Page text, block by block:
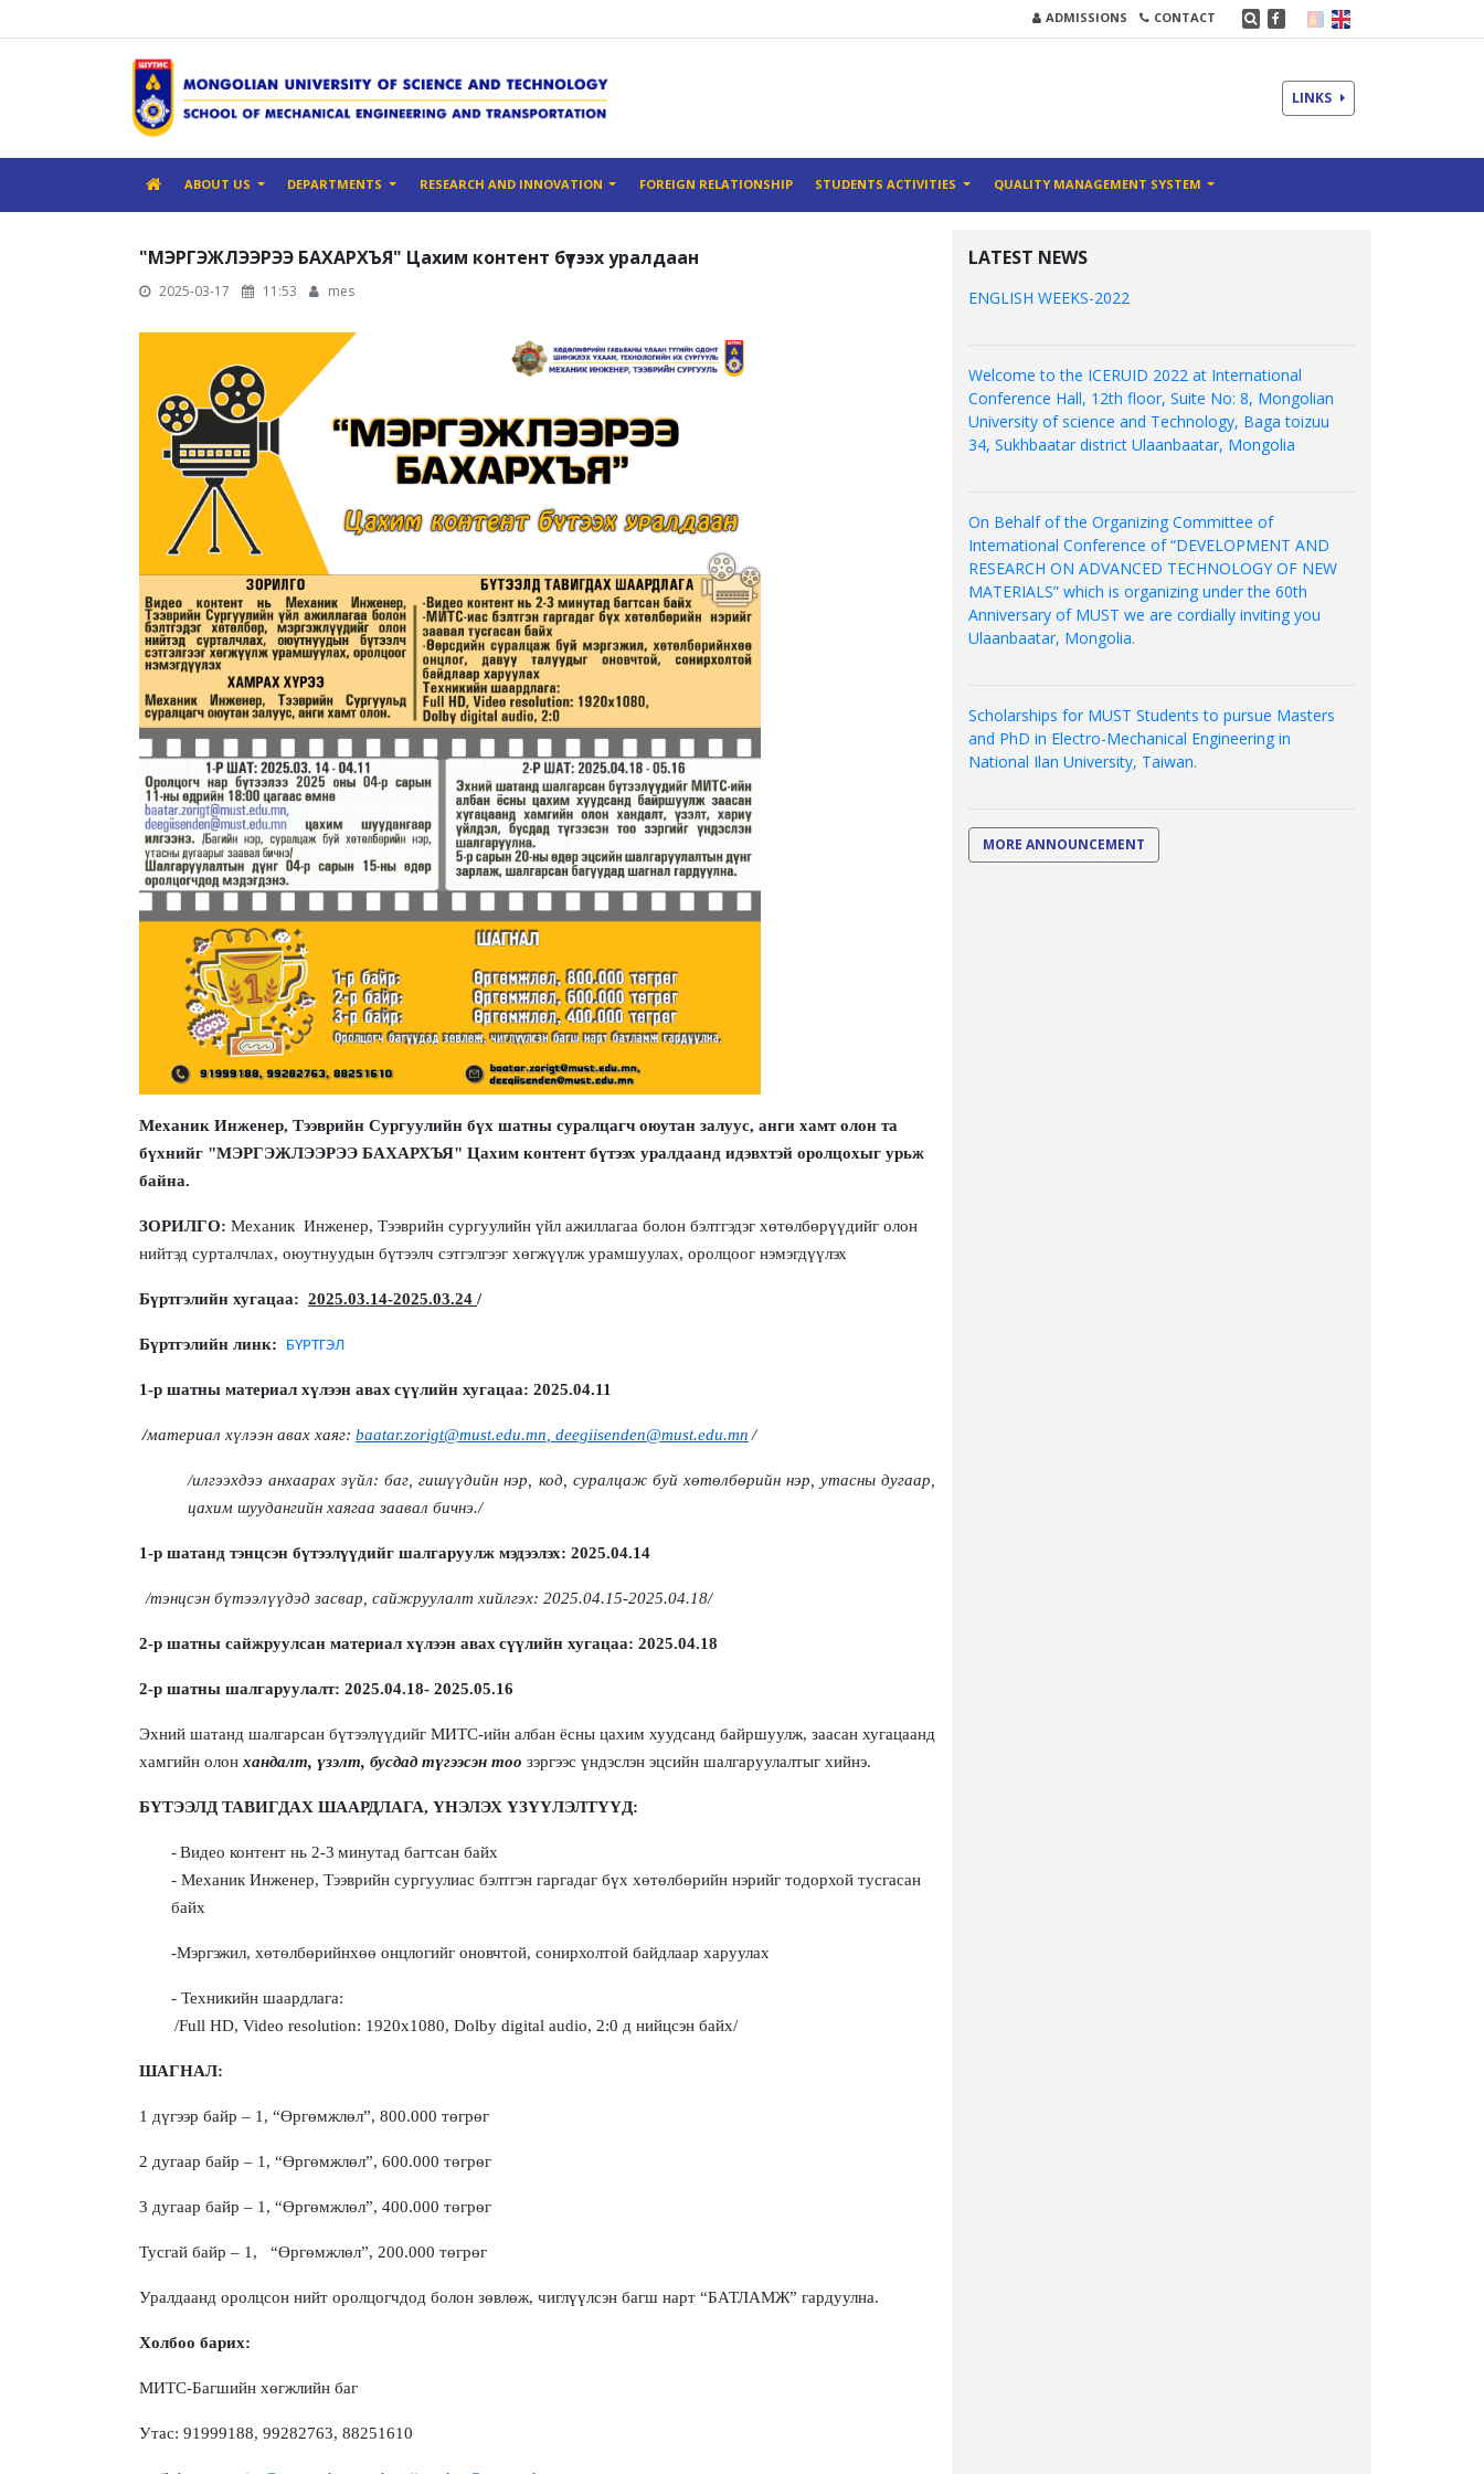
ADMISSIONS CONTACT
LINKS
ABOUT US DEPARTMENTS RESEARCH AND INNOVATION FOREIGN RELATIONSHIP STUDENTS ACTIVITIES QUALITY MANAGEMENT SYSTEM
"МЭРГЭЖЛЭЭРЭЭ БАХАРХЪЯ" Цахим контент бүтээх уралдаан
2025-03-17 11:53 mes
Механик Инженер, Тээврийн Сургуулийн бүх шатны суралцагч оюутан залуус, анги хамт олон та
бүхнийг "МЭРГЭЖЛЭЭРЭЭ БАХАРХЪЯ" Цахим контент бүтээх уралдаанд идэвхтэй оролцохыг урьж
байна.
ЗОРИЛГО: Механик Инженер, Тээврийн сургуулийн үйл ажиллагаа болон бэлтгэдэг хөтөлбөрүүдийг олон
нийтэд сурталчлах, оюутнуудын бүтээлч сэтгэлгээг хөгжүүлж урамшуулах, оролцоог нэмэгдүүлэх
Бүртгэлийн хугацаа: 2025.03.14-2025.03.24 /
Бүртгэлийн линк: БҮРТГЭЛ
1-р шатны материал хүлээн авахсүүлийн хугацаа: 2025.04.11
/материал хүлээн авах хаяг: baatar.zorigt@must.edu.mn, deegiisenden@must.edu.mn /
/илгээхдээ анхаарах зүйл: баг, гишүүдийн нэр, код, суралцаж буй хөтөлбөрийн нэр, утасны дугаар,
цахим шуудангийн хаягаа заавал бичнэ./
1-р шатанд тэнцсэн бүтээлүүдийг шалгаруулж мэдээлэх: 2025.04.14
/тэнцсэн бүтээлүүдэд засвар, сайжруулалт хийлгэх: 2025.04.15-2025.04.18/
2-р шатны сайжруулсан материал хүлээн авахсүүлийн хугацаа: 2025.04.18
2-р шатны шалгаруулалт: 2025.04.18- 2025.05.16
Эхний шатанд шалгарсан бүтээлүүдийг МИТС-ийн албан ёсны цахим хуудсанд байршуулж, заасан хугацаанд
хамгийн олон хандалт, үзэлт, бусдад түгээсэн тоо зэргээс үндэслэн эцсийн шалгаруулалтыг хийнэ.
БҮТЭЭЛД ТАВИГДАХ ШААРДЛАГА, ҮНЭЛЭХ ҮЗҮҮЛЭЛТҮҮД:
-Видео контент нь 2-3 минутад багтсан байх
- Механик Инженер, Тээврийн сургуулиас бэлтгэн гаргадаг бүх хөтөлбөрийн нэрийг тодорхой тусгасан
байх
-Мэргэжил, хөтөлбөрийнхөө онцлогийг оновчтой, сонирхолтой байдлаар харуулах
- Техникийн шаардлага:
/Full HD, Video resolution: 1920x1080, Dolby digital audio, 2:0 д нийцсэн байх/
ШАГНАЛ:
1 дүгээр байр – 1, “Өргөмжлөл”, 800.000 төгрөг
2 дугаар байр – 1, “Өргөмжлөл”, 600.000 төгрөг
3 дугаар байр – 1, “Өргөмжлөл”, 400.000 төгрөг
Тусгай байр – 1, “Өргөмжлөл”, 200.000 төгрөг
Уралдаанд оролцсон нийт оролцогчдод болон зөвлөж, чиглүүлсэн багш нарт “БАТЛАМЖ” гардуулна.
Холбоо барих:
МИТС-Багшийн хөгжлийн баг
Утас: 91999188, 99282763, 88251610
LATEST NEWS
ENGLISH WEEKS-2022
Welcome to the ICERUID 2022 at International
Conference Hall, 12th floor, Suite No: 8, Mongolian
University of science and Technology, Baga toizuu
34, Sukhbaatar district Ulaanbaatar, Mongolia
On Behalf of the Organizing Committee of
International Conference of “DEVELOPMENT AND
RESEARCH ON ADVANCED TECHNOLOGY OF NEW
MATERIALS” which is organizing under the 60th
Anniversary of MUST we are cordially inviting you
Ulaanbaatar, Mongolia.
Scholarships for MUST Students to pursue Masters
and PhD in Electro-Mechanical Engineering in
National Ilan University, Taiwan.
MORE ANNOUNCEMENT